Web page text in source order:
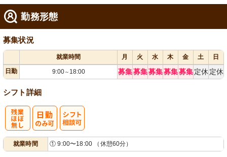
勤務形態
募集状況
就業時間 月 火 水 木 金 土
日
日勤
9:00～ 18:00 募集募集募集募集募集 定休 定休
シフト詳細
就業時間 ① 9:00〜18:00 （休憩60分）